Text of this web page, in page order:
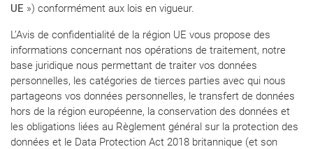
UE ») conformément aux lois en vigueur.
L’Avis de confidentialité de la région UE vous propose des
informations concernant nos opérations de traitement, notre
base juridique nous permettant de traiter vos données
personnelles, les catégories de tierces parties avec qui nous
partageons vos données personnelles, le transfert de données
hors de la région européenne, la conservation des données et
les obligations liées au Règlement général sur la protection des
données et le Data Protection Act 2018 britannique (et son